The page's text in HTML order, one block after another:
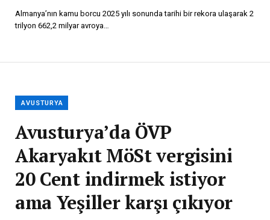
Almanya’nın kamu borcu 2025 yılı sonunda tarihi bir rekora ulaşarak 2
trilyon 662,2 milyar avroya…
AVUSTURYA
Avusturya’da ÖVP
Akaryakıt MöSt vergisini
20 Cent indirmek istiyor
ama Yeşiller karşı çıkıyor